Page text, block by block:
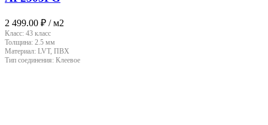
2 499.00 ₽ / м2
Класс: 43 класс
Толщина: 2.5 мм
Материал: LVT, ПВХ
Тип соединения: Клеевое